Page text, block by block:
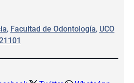
, Facultad de Odontología, UCO